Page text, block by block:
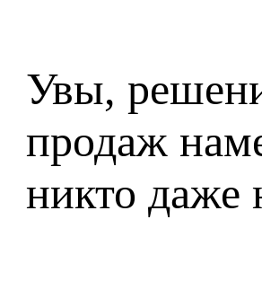
Увы,
продаж
никто даже